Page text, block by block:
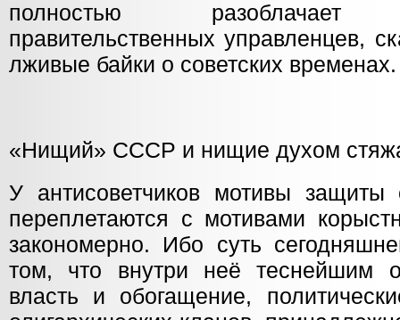
полностью разоблачает
правительственных управленцев,
лживые байки о советских временах.
«Нищий» СССР и нищие духом
У антисоветчиков мотивы защиты
переплетаются с мотивами
закономерно. Ибо суть
том, что внутри неё теснейшим
власть и обогащение,